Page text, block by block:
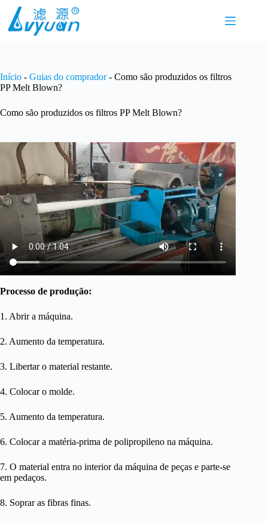
Pular
para
conteúdo
Início - Guias do comprador- Como são produzidos os filtros
PP Melt Blown?
Como são produzidos os filtros PP Melt Blown?
Processo de produção:
1. Abrir a máquina.
2. Aumento da temperatura.
3. Libertar o material restante.
4. Colocar o molde.
5. Aumento da temperatura.
6. Colocar a matéria-prima de polipropileno na máquina.
7. O material entra no interior da máquina de peças e parte-se
em pedaços.
8. Soprar as fibras finas.